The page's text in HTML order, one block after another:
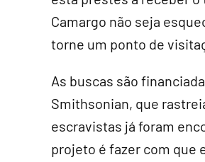
Camargo não seja
torne um ponto de
As buscas são
Smithsonian, que
escravistas já foram
projeto é fazer com que